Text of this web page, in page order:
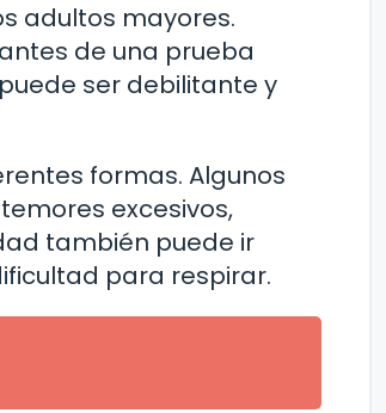
adultos mayores.
de una prueba
ser debilitante y
formas. Algunos
excesivos,
también puede ir
para respirar.